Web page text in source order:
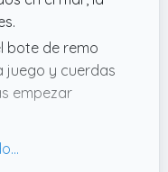
bote de remo
juego y cuerdas
empezar
de remos o